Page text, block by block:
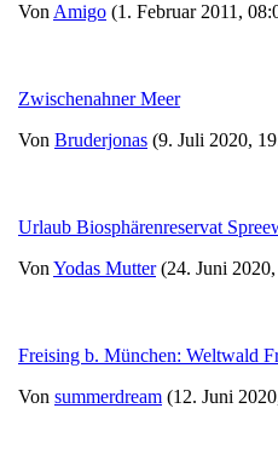
Von Amigo (1. Februar 2011,
Zwischenahner Meer
Von Bruderjonas (9. Juli 2020,
Urlaub Biosphärenreservat
Von Yodas Mutter(24. Juni
Freising b. München: Weltwald
Von summerdream (12. Juni